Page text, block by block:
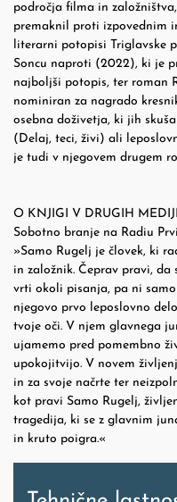
področja filma in
premaknil proti izpovednim
literarni potopisi Triglavske
Soncu naproti (2022), ki je
najboljši potopis, ter roman
nominiran za nagrado
osebna doživetja, ki jih
(Delaj, teci, živi) ali
je tudi v njegovem drugem
O KNJIGI V DRUGIH
Sobotno branje na Radiu Prvi
»Samo Rugelj je človek, ki
in založnik. Čeprav pravi,
vrti okoli pisanja, pa ni
njegovo prvo leposlovno
tvoje oči. V njem glavnega
ujamemo pred pomembno
upokojitvijo. V novem
in za svoje načrte ter
kot pravi Samo Rugelj,
tragedija, ki se z glavnim
in kruto poigra.«